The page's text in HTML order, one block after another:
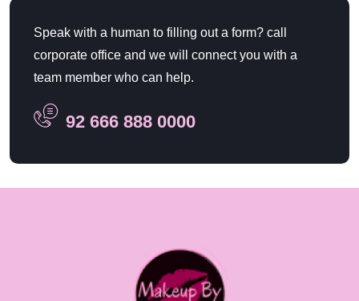
Speak with a human to filling out a form? call
corporate office and we will connect you with a
team member who can help.
92 666 888 0000